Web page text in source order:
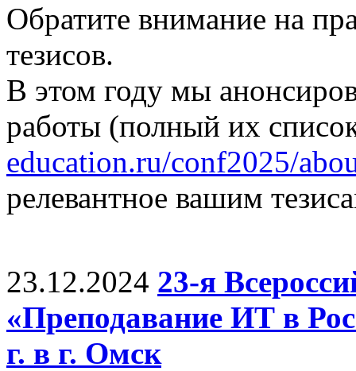
Обратите внимание на
тезисов.
В этом году мы
работы (полный их
education.ru/conf2025/
релевантное вашим
23.12.2024 23-я
«Преподавание ИТ в
г. в г. Омск